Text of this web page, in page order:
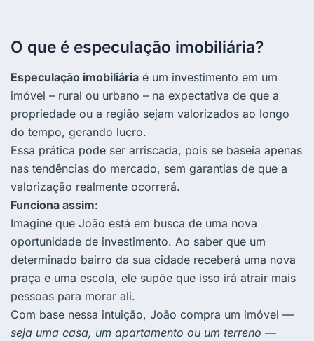
O que é especulação imobiliária?
Especulação imobiliária é um investimento em um
imóvel – rural ou urbano – na expectativa de que a
propriedade ou a região sejam valorizados ao longo
do tempo, gerando lucro.
Essa prática pode ser arriscada, pois se baseia apenas
nas tendências do mercado, sem garantias de que a
valorização realmente ocorrerá.
Funciona assim:
Imagine que João está em busca de uma nova
oportunidade de investimento. Ao saber que um
determinado bairro da sua cidade receberá uma nova
praça e uma escola, ele supõe que isso irá atrair mais
pessoas para morar ali.
Com base nessa intuição, João compra um imóvel —
seja uma casa, um apartamento ou um terreno —